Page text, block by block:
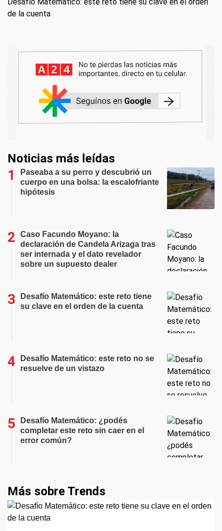
de la cuenta
Noticias más leídas
Paseaba a su perro y descubrió un
cuerpo en una bolsa: la escalofriante
hipótesis
Caso Facundo Moyano: la
declaración de Candela Arizaga tras
ser internada y el dato revelador
sobre un supuesto dealer
Desafío Matemático: este reto tiene
su clave en el orden de la cuenta
Desafío Matemático: este reto no se
resuelve de un vistazo
Desafío Matemático: ¿podés
completar este reto sin caer en el
error común?
Más sobre Trends